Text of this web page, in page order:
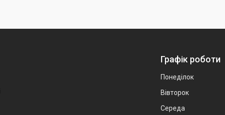
Графік роботи
Понеділок
Вівторок
Середа